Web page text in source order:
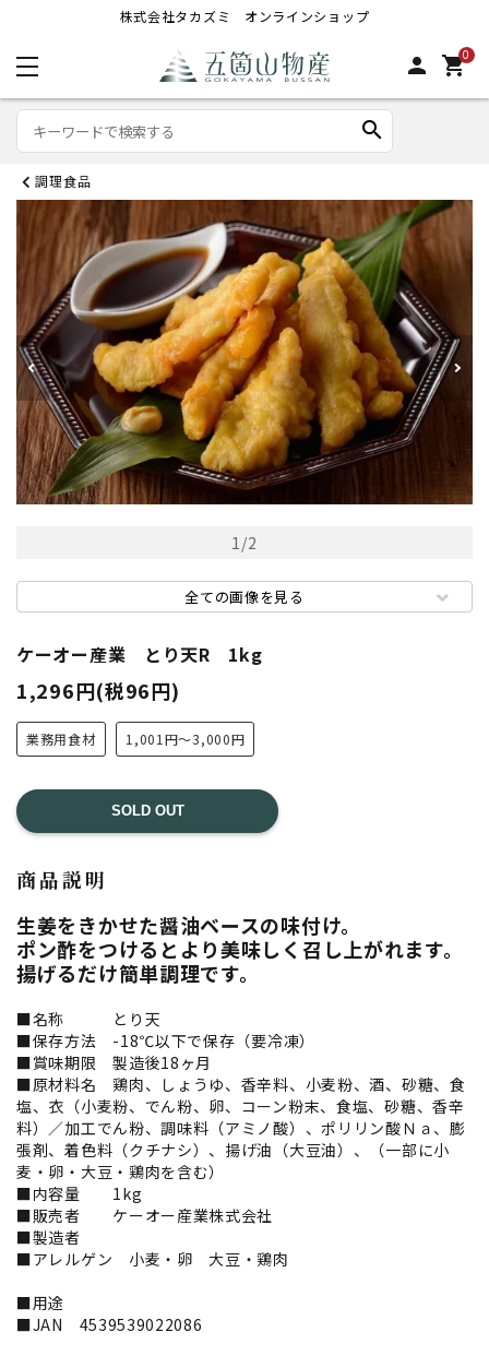
株式会社タカズミ オンラインショップ
person 0
shopping_cart
search
調理食品
1/2
全ての画像を見る
ケーオー産業 とり天R 1kg
1,296円(税96円)
業務用食材 1,001円～3,000円
SOLD OUT
商品説明
生姜をきかせた醤油ベースの味付け。
ポン酢をつけるとより美味しく召し上がれます。
揚げるだけ簡単調理です。
■名称 とり天
■保存方法 -18℃以下で保存（要冷凍）
■賞味期限 製造後18ヶ月
■原材料名 鶏肉、しょうゆ、香辛料、小麦粉、酒、砂糖、食
塩、衣（小麦粉、でん粉、卵、コーン粉末、食塩、砂糖、香辛
料）／加工でん粉、調味料（アミノ酸）、ポリリン酸Ｎａ、膨
張剤、着色料（クチナシ）、揚げ油（大豆油）、（一部に小
麦・卵・大豆・鶏肉を含む）
■内容量 1kg
■販売者 ケーオー産業株式会社
■製造者
■アレルゲン 小麦・卵 大豆・鶏肉
■用途
■JAN 4539539022086